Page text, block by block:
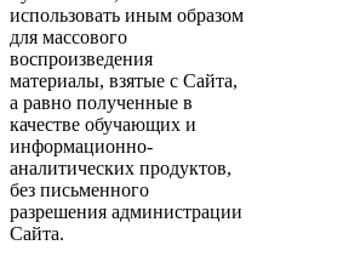
использовать иным образом
для массового
воспроизведения
материалы, взятые с Сайта,
а равно полученные в
качестве обучающих и
информационно-
аналитических продуктов,
без письменного
разрешения администрации
Сайта.